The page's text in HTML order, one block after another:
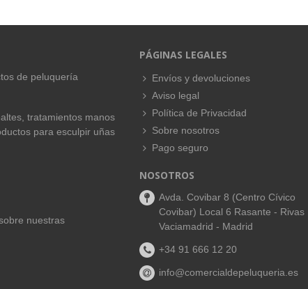
de peluquería
tratamientos manos
para esculpir uñas
nuestras
PÁGINAS LEGALES
Envíos y devoluciones
Aviso legal
Política de Privacidad
Sobre nosotros
Pago seguro
NOSOTROS
Avda. Covibar 8 (Centro Cívico
Covibar) Local 6 Rasante - Rivas
Vaciamadrid - Madrid
+34 91 666 12 20
info@comercialdepeluqueria.es